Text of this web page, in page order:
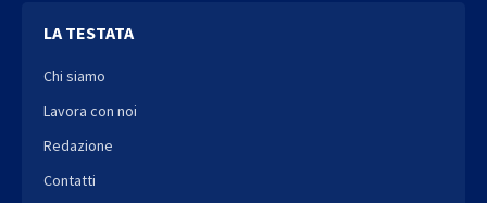
LA TESTATA
Chi siamo
Lavora con noi
Redazione
Contatti